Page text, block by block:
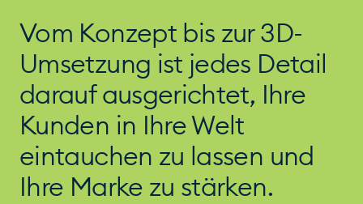
Vom Konzept bis zur 3D-
Umsetzung ist jedes Detail
darauf ausgerichtet, Ihre
Kunden in Ihre Welt
eintauchen zu lassen und
Ihre Marke zu stärken.